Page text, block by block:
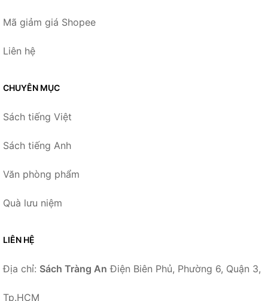
Mã giảm giá Shopee
Liên hệ
CHUYÊN MỤC
Sách tiếng Việt
Sách tiếng Anh
Văn phòng phẩm
Quà lưu niệm
LIÊN HỆ
Địa chỉ: Sách Tràng An Điện Biên Phủ, Phường 6, Quận 3,
Tp.HCM